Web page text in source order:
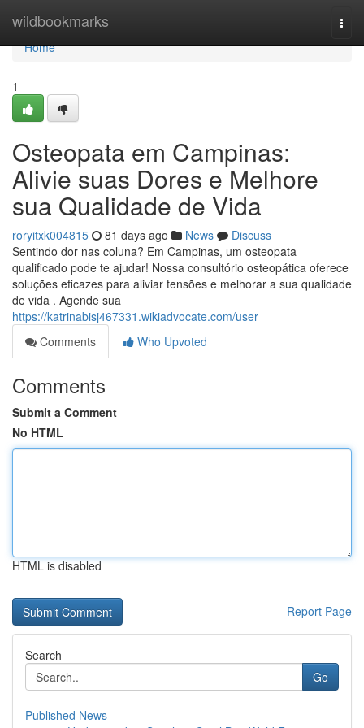
wildbookmarks
Home
Home
1
Osteopata em Campinas:
Alivie suas Dores e Melhore
sua Qualidade de Vida
roryitxk004815 81 days ago News
Discuss
Sentindo dor nas coluna? Em Campinas, um osteopata
qualificado pode te ajudar! Nossa consultório osteopática oferece
soluções eficazes para aliviar tensões e melhorar a sua qualidade
de vida . Agende sua
https://katrinabisj467331.wikiadvocate.com/user
Comments
Who Upvoted
Comments
Submit a Comment
No HTML
HTML is disabled
Report Page
Search
Go
Published News